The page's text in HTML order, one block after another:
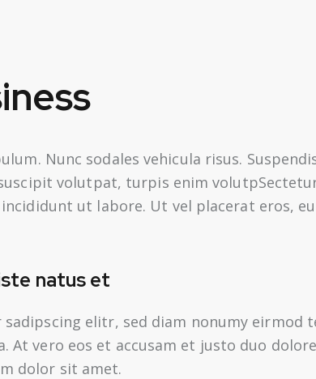
Nunc sodales vehicula risus.
volutpat, turpis enim
ut labore. Ut vel placerat eros,
natus et
elitr, sed diam nonumy
At vero eos et accusam et justo duo
dolor sit amet.